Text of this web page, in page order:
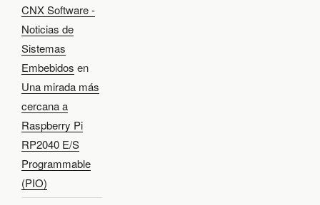
CNX Software -
Noticias de
Sistemas
Embebidos en
Una mirada más
cercana a
Raspberry Pi
RP2040 E/S
Programmable
(PIO)